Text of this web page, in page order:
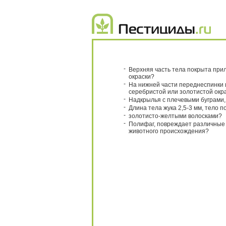
- Верхняя часть тела покрыта
окраски?
- На нижней части переднеспинки
серебристой или золотистой
- Надкрылья с плечевыми
- Длина тела жука 2,5-3 мм, тело
- золотисто-желтыми волосками?
- Полифаг, повреждает
животного происхождения?